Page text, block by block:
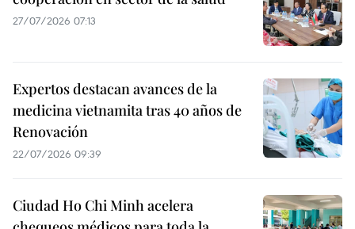
27/07/2026 07:13
Expertos destacan avances de la
medicina vietnamita tras 40 años de
Renovación
22/07/2026 09:39
Ciudad Ho Chi Minh acelera